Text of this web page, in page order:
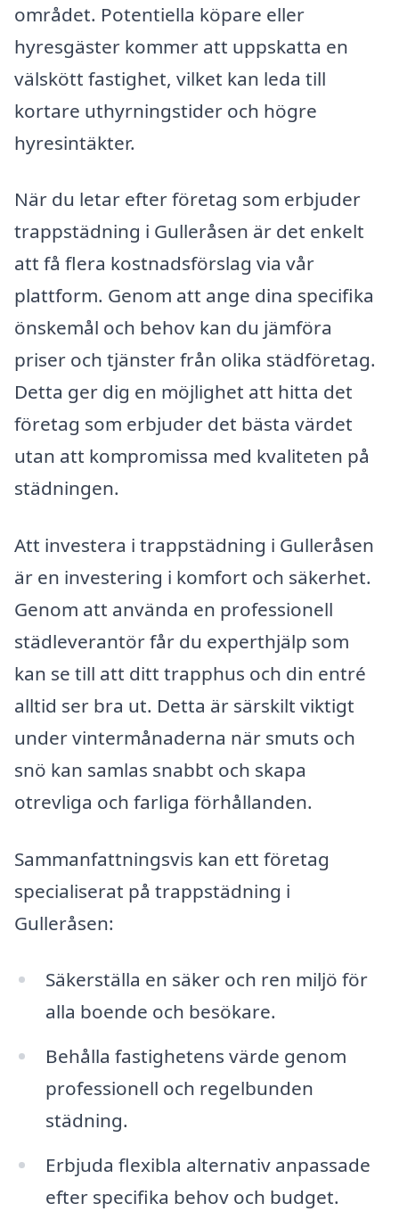
området. Potentiella köpare eller
hyresgäster kommer att uppskatta en
välskött fastighet, vilket kan leda till
kortare uthyrningstider och högre
hyresintäkter.
När du letar efter företag som erbjuder
trappstädning i Gulleråsen är det enkelt
att få flera kostnadsförslag via vår
plattform. Genom att ange dina specifika
önskemål och behov kan du jämföra
priser och tjänster från olika städföretag.
Detta ger dig en möjlighet att hitta det
företag som erbjuder det bästa värdet
utan att kompromissa med kvaliteten på
städningen.
Att investera i trappstädning i Gulleråsen
är en investering i komfort och säkerhet.
Genom att använda en professionell
städleverantör får du experthjälp som
kan se till att ditt trapphus och din entré
alltid ser bra ut. Detta är särskilt viktigt
under vintermånaderna när smuts och
snö kan samlas snabbt och skapa
otrevliga och farliga förhållanden.
Sammanfattningsvis kan ett företag
specialiserat på trappstädning i
Gulleråsen:
Säkerställa en säker och ren miljö för
alla boende och besökare.
Behålla fastighetens värde genom
professionell och regelbunden
städning.
Erbjuda flexibla alternativ anpassade
efter specifika behov och budget.